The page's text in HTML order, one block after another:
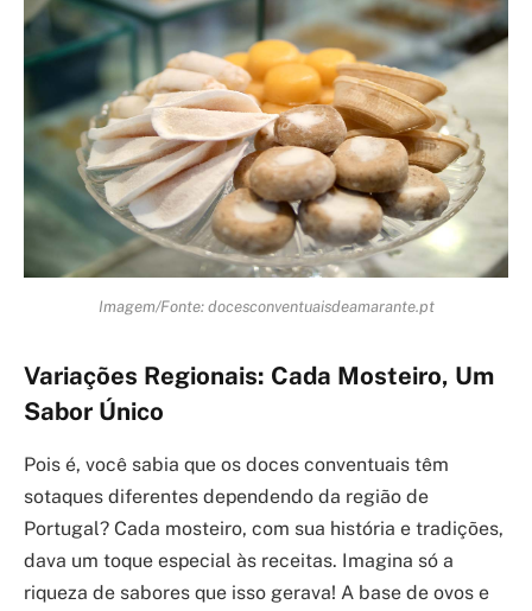
Imagem/Fonte: docesconventuaisdeamarante.pt
Variações Regionais: Cada Mosteiro, Um
Sabor Único
Pois é, você sabia que os doces conventuais têm
sotaques diferentes dependendo da região de
Portugal? Cada mosteiro, com sua história e tradições,
dava um toque especial às receitas. Imagina só a
riqueza de sabores que isso gerava! A base de ovos e